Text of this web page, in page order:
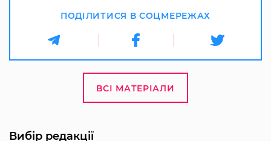
ПОДІЛИТИСЯ В СОЦМЕРЕЖАХ
ВСІ МАТЕРІАЛИ
Вибір редакції